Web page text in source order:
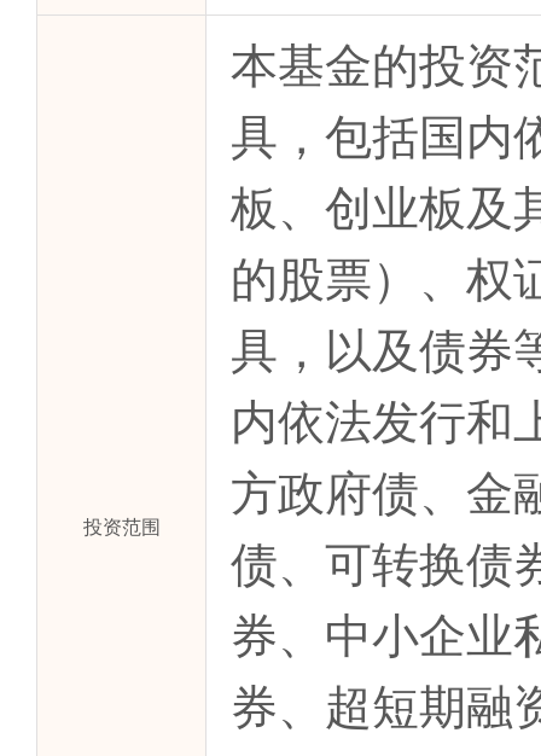
投资范围
本基金的投资
具，包括国内
板、创业板及
的股票）、权
具，以及债券
内依法发行和
方政府债、金
债、可转换债
券、中小企业
券、超短期融